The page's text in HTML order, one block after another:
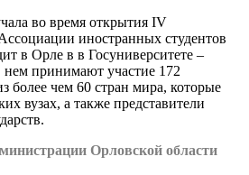
во время открытия IV
иностранных студентов
в Орле в в Госуниверситете –
принимают участие 172
более чем 60 стран мира, которые
вузах, а также представители
Орловской области